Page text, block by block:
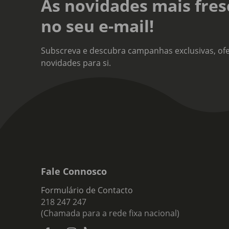
As novidades mais
no seu e-mail!
Subscreva e descubra campanhas exclusivas,
novidades para si.
Fale Connosco
Formulário de Contacto
218 247 247
(Chamada para a rede fixa nacional)